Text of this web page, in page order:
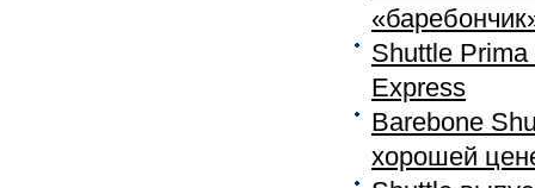
Shuttle
Express
Barebone
хорошей